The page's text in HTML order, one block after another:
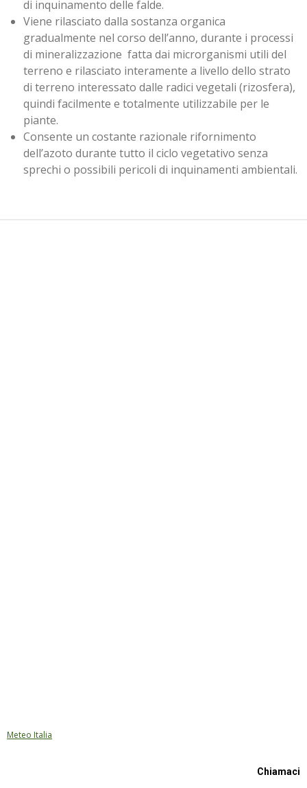
di inquinamento delle falde.
Viene rilasciato dalla sostanza organica
gradualmente nel corso dell’anno, durante i processi
di mineralizzazione fatta dai microrganismi utili del
terreno e rilasciato interamente a livello dello strato
di terreno interessato dalle radici vegetali (rizosfera),
quindi facilmente e totalmente utilizzabile per le
piante.
Consente un costante razionale rifornimento
dell’azoto durante tutto il ciclo vegetativo senza
sprechi o possibili pericoli di inquinamenti ambientali.
Meteo Italia
Chiamaci